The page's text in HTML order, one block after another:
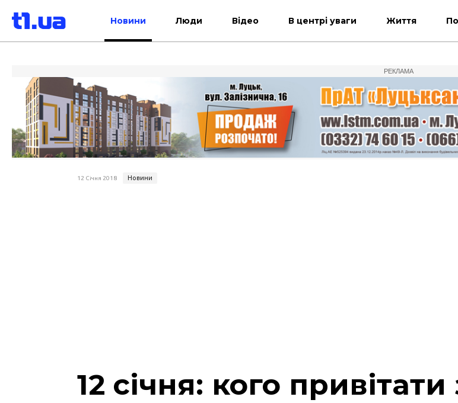
Новини Люди Відео В центрі уваги Життя
РЕКЛАМА
12 Січня 2018 Новини
12 січня: кого